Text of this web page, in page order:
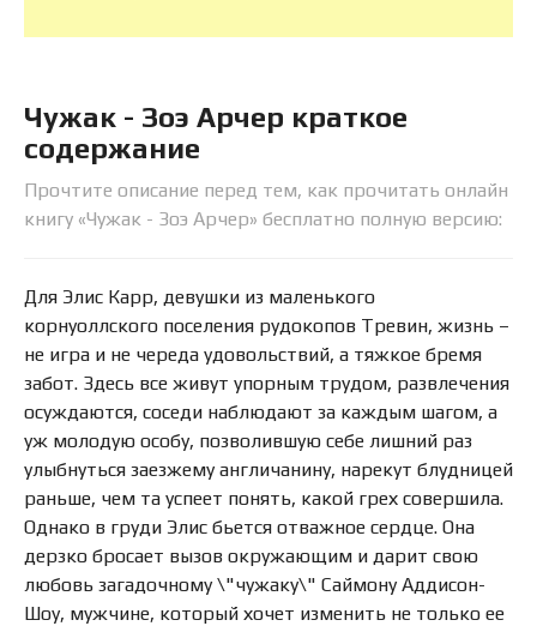
Чужак - Зоэ Арчер краткое
содержание
Прочтите описание перед тем, как прочитать онлайн
книгу «Чужак - Зоэ Арчер» бесплатно полную версию:
Для Элис Карр, девушки из маленького
корнуоллского поселения рудокопов Тревин, жизнь –
не игра и не череда удовольствий, а тяжкое бремя
забот. Здесь все живут упорным трудом, развлечения
осуждаются, соседи наблюдают за каждым шагом, а
уж молодую особу, позволившую себе лишний раз
улыбнуться заезжему англичанину, нарекут блудницей
раньше, чем та успеет понять, какой грех совершила.
Однако в груди Элис бьется отважное сердце. Она
дерзко бросает вызов окружающим и дарит свою
любовь загадочному \"чужаку\" Саймону Аддисон-
Шоу, мужчине, который хочет изменить не только ее